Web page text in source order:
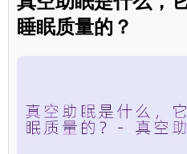
睡眠质量的？